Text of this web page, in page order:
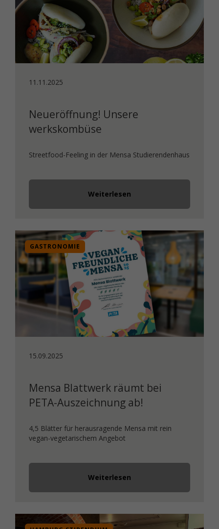
11.11.2025
Neueröffnung! Unsere
werkskombüse
Streetfood-Feeling in der Mensa Studierendenhaus
Weiterlesen
GASTRONOMIE
15.09.2025
Mensa Blattwerk räumt bei
PETA-Auszeichnung ab!
4,5 Blätter für herausragende Mensa mit rein
vegan-vegetarischem Angebot
Weiterlesen